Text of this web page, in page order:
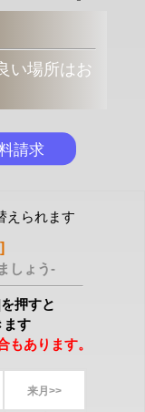
い場所はお
えられます
しょう-
押すと
ます
もあります。
来月>>